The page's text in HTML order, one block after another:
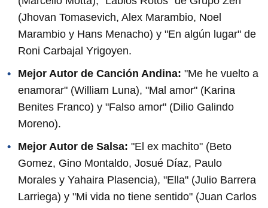
(Jhovan Tomasevich, Alex Marambio, Noel
Marambio y Hans Menacho) y "En algún lugar" de
Roni Carbajal Yrigoyen.
Mejor Autor de Canción Andina: "Me he vuelto a
enamorar" (William Luna), "Mal amor" (Karina
Benites Franco) y "Falso amor" (Dilio Galindo
Moreno).
Mejor Autor de Salsa: "El ex machito" (Beto
Gomez, Gino Montaldo, Josué Díaz, Paulo
Morales y Yahaira Plasencia), "Ella" (Julio Barrera
Larriega) y "Mi vida no tiene sentido" (Juan Carlos